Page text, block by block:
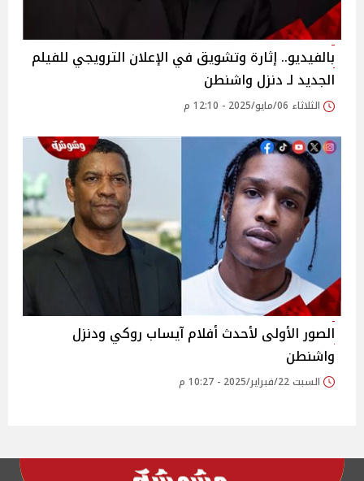
بالفيديو.. إثارة وتشويق في الإعلان الترويجي للفيلم
الجديد لـ دنزل واشنطن
الثلاثاء 06/مايو/2025 - 12:10 م
الصور الأولى لأحدث أفلام آيساب روكي ودنزل
واشنطن
السبت 22/فبراير/2025 - 10:27 م